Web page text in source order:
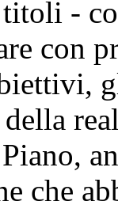
-
con
che